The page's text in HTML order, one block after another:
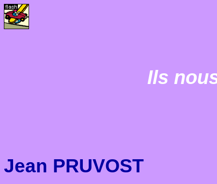
Ils
Jean PRUVOST